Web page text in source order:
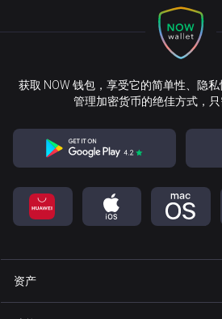
获取 NOW 钱包，享受它的简单性、隐私
管理加密货币的绝佳方式，只
资产